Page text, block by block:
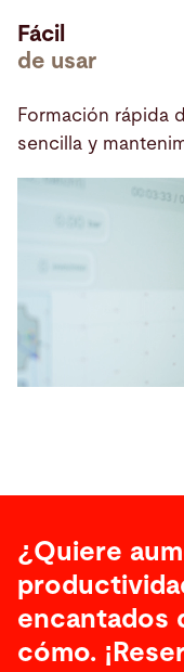
Fácil
de usar
Formación rápida
sencilla y
¿Quiere
encantados
cómo.